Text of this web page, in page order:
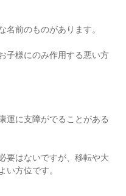
名前のものがあります。
子様にのみ作用する悪い方
運に支障がでることがある
要はないですが、移転や大
い方位です。